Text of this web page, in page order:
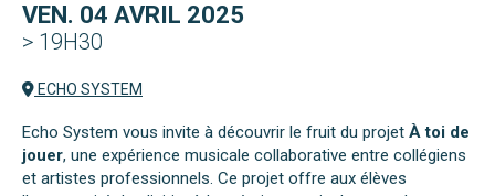
VEN. 04 AVRIL 2025
> 19H30
ECHO SYSTEM
Echo System vous invite à découvrir le fruit du projet À toi de
jouer, une expérience musicale collaborative entre collégiens
et artistes professionnels. Ce projet offre aux élèves